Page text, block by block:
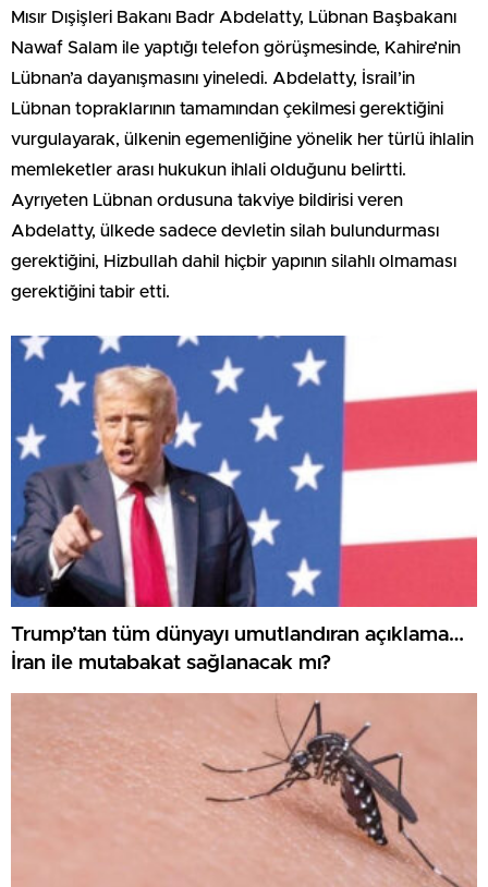
Mısır Dışişleri Bakanı Badr Abdelatty, Lübnan Başbakanı
Nawaf Salam ile yaptığı telefon görüşmesinde, Kahire’nin
Lübnan’a dayanışmasını yineledi. Abdelatty, İsrail’in
Lübnan topraklarının tamamından çekilmesi gerektiğini
vurgulayarak, ülkenin egemenliğine yönelik her türlü ihlalin
memleketler arası hukukun ihlali olduğunu belirtti.
Ayrıyeten Lübnan ordusuna takviye bildirisi veren
Abdelatty, ülkede sadece devletin silah bulundurması
gerektiğini, Hizbullah dahil hiçbir yapının silahlı olmaması
gerektiğini tabir etti.
Trump’tan tüm dünyayı umutlandıran açıklama…
İran ile mutabakat sağlanacak mı?